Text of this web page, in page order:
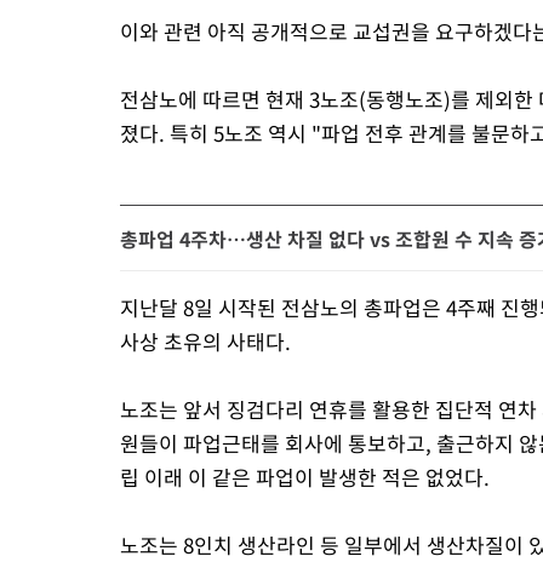
이와 관련 아직 공개적으로 교섭권을 요구하겠
전삼노에 따르면 현재 3노조(동행노조)를 제외
졌다. 특히 5노조 역시 "파업 전후 관계를 불문
총파업 4주차…생산 차질 없다 vs 조합원 수 지속 증
지난달 8일 시작된 전삼노의 총파업은 4주째 진
사상 초유의 사태다.
노조는 앞서 징검다리 연휴를 활용한 집단적 연
원들이 파업근태를 회사에 통보하고, 출근하지
립 이래 이 같은 파업이 발생한 적은 없었다.
노조는 8인치 생산라인 등 일부에서 생산차질이